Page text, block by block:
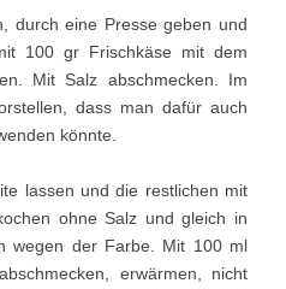
durch eine Presse geben und
100 gr Frischkäse mit dem
Mit Salz abschmecken. Im
dass man dafür auch
könnte.
lassen und die restlichen mit
ohne Salz und gleich in
wegen der Farbe. Mit 100 ml
erwärmen, nicht